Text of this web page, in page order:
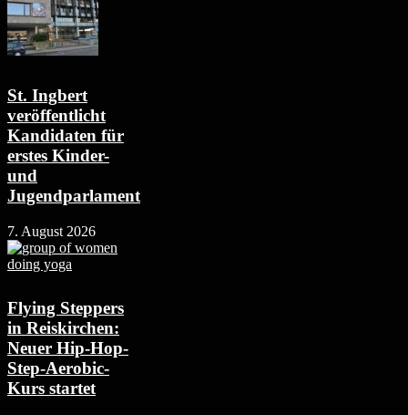
St. Ingbert
veröffentlicht
Kandidaten für
erstes Kinder-
und
Jugendparlament
7. August 2026
Flying Steppers
in Reiskirchen:
Neuer Hip-Hop-
Step-Aerobic-
Kurs startet